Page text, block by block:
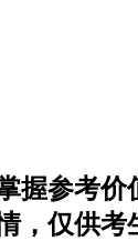
握参考
仅供考